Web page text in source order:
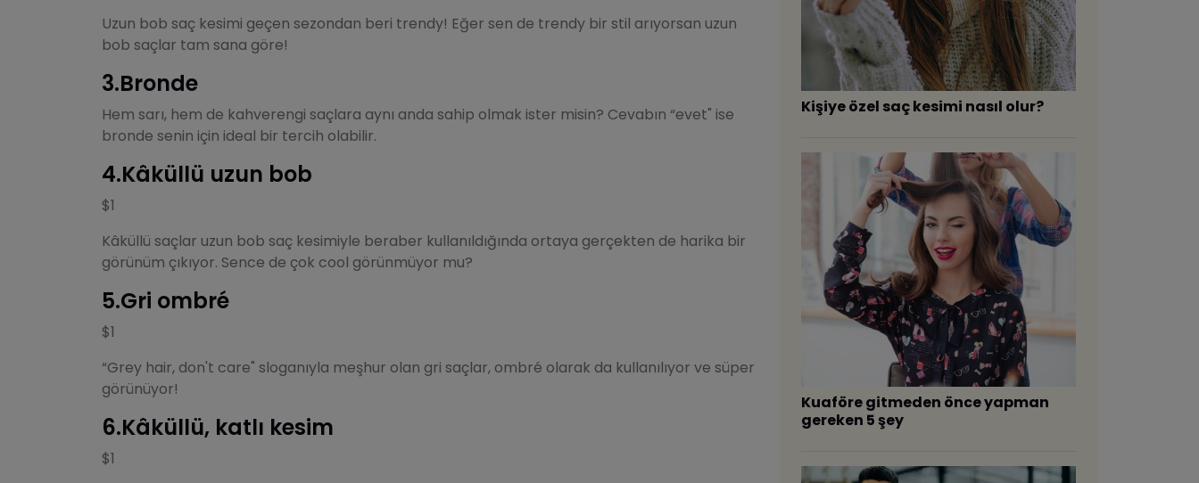
Uzun bob saç kesimi geçen sezondan beri trendy! Eğer sen de trendy bir stil arıyorsan uzun
bob saçlar tam sana göre!
3.Bronde
Hem sarı, hem de kahverengi saçlara aynı anda sahip olmak ister misin? Cevabın “evet" ise
bronde senin için ideal bir tercih olabilir.
4.Kâküllü uzun bob
$1
Kâküllü saçlar uzun bob saç kesimiyle beraber kullanıldığında ortaya gerçekten de harika bir
görünüm çıkıyor. Sence de çok cool görünmüyor mu?
5.Gri ombré
$1
“Grey hair, don't care" sloganıyla meşhur olan gri saçlar, ombré olarak da kullanılıyor ve süper
görünüyor!
6.Kâküllü, katlı kesim
$1
Kişiye özel saç kesimi nasıl olur?
​Kuaföre gitmeden önce yapman
gereken 5 şey